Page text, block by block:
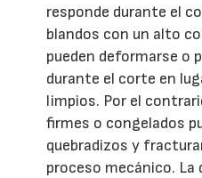
responde durante el
blandos con un alto
pueden deformarse o
durante el corte en
limpios. Por el
firmes o congelados
quebradizos y
proceso mecánico. La